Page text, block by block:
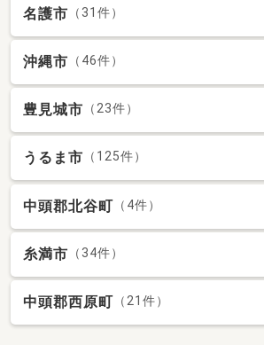
名護市 （31件）
沖縄市 （46件）
豊見城市 （23件）
うるま市 （125件）
中頭郡北谷町 （4件）
糸満市 （34件）
中頭郡西原町 （21件）